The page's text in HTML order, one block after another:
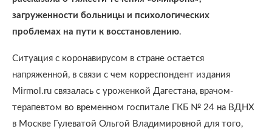
загруженности больницы и психологических
проблемах на пути к восстановлению.
Ситуация с коронавирусом в стране остается
напряженной, в связи с чем корреспондент издания
Mirmol.ru связалась с уроженкой Дагестана, врачом-
терапевтом во временном госпитале ГКБ № 24 на ВДНХ
в Москве Гулеватой Ольгой Владимировной для того,